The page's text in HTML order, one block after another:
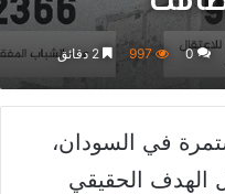
0
997
في السودان،
الهدف الحقيقي